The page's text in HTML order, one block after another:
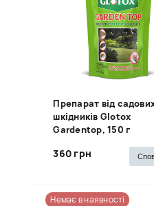
Препарат від
шкідників Glotox
Gardentop, 150 г
360 грн
Немає в наявності